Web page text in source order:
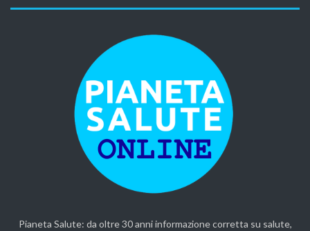
Pianeta Salute: da oltre 30 anni informazione corretta su salute,